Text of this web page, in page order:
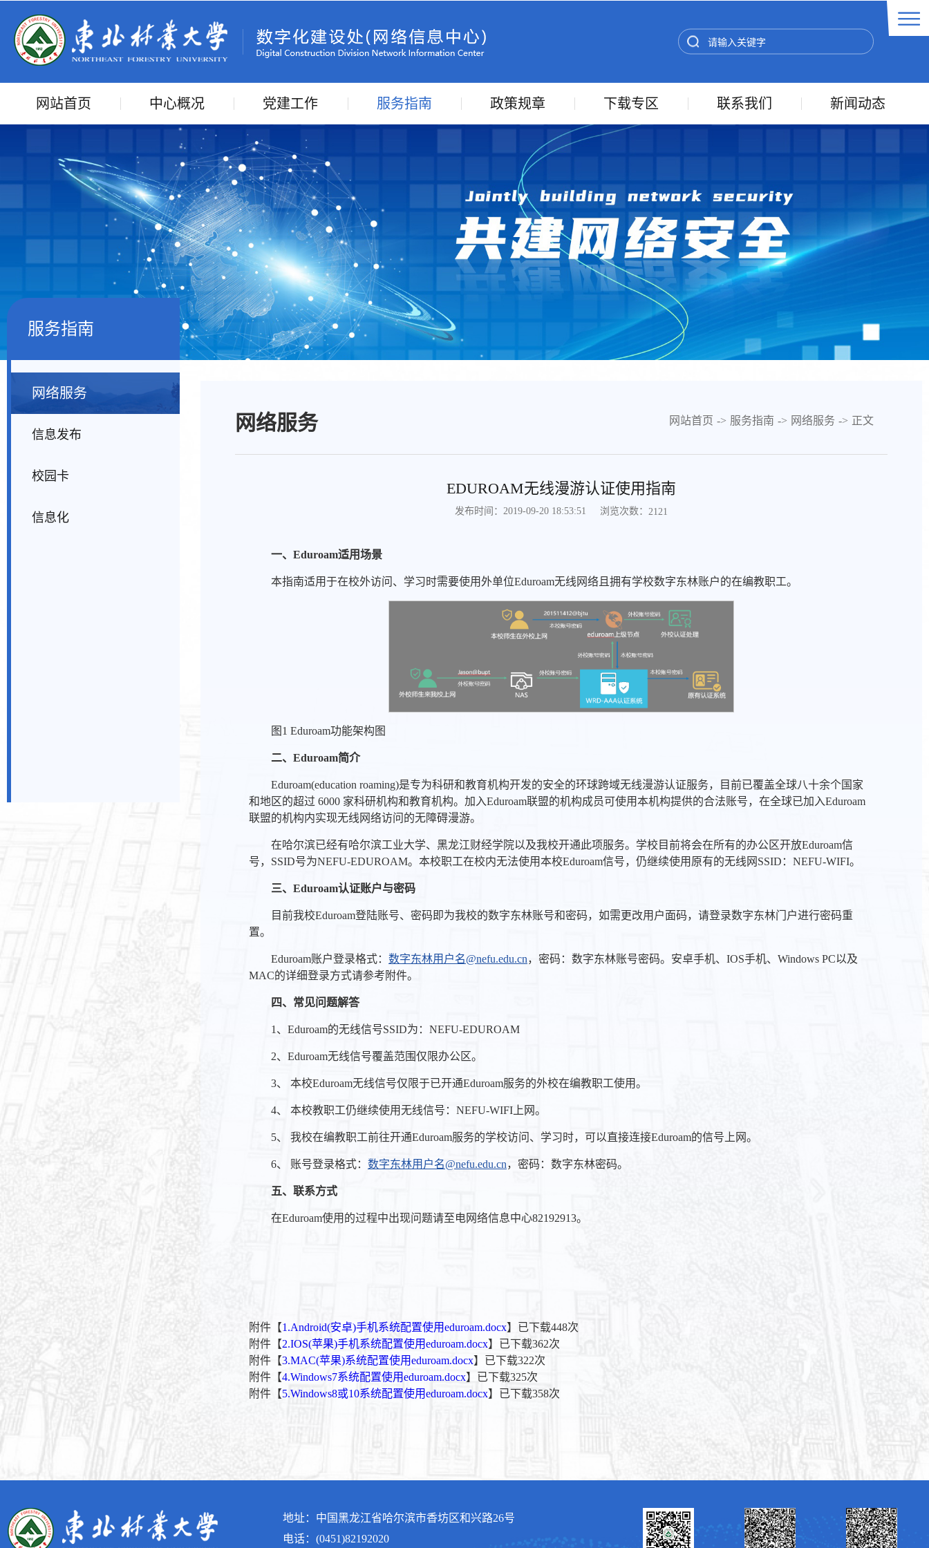
网站首页 中心概况 党建工作 服务指南 政策规章 下载专区 联系我们 新闻动态
服务指南
网络服务
信息发布
校园卡
信息化
网络服务 网站首页 -> 服务指南 -> 网络服务 -> 正文
EDUROAM无线漫游认证使用指南
发布时间：2019-09-20 18:53:51 浏览次数： 2121
一、 Eduroam适用场景
本指南适用于在校外访问、学习时需要使用外单位Eduroam无线网络且拥有学校数字东林账户的在编教职工。
图1 Eduroam功能架构图
二、 Eduroam简介
Eduroam(education roaming)是专为科研和教育机构开发的安全的环球跨域无线漫游认证服务，目前已覆盖全球八十余个国家
和地区的超过 6000 家科研机构和教育机构。加入Eduroam联盟的机构成员可使用本机构提供的合法账号，在全球已加入Eduroam
联盟的机构内实现无线网络访问的无障碍漫游。
在哈尔滨已经有哈尔滨工业大学、黑龙江财经学院以及我校开通此项服务。学校目前将会在所有的办公区开放Eduroam信
号，SSID号为NEFU-EDUROAM。本校职工在校内无法使用本校Eduroam信号，仍继续使用原有的无线网SSID：NEFU-WIFI。
三、 Eduroam认证账户与密码
目前我校Eduroam登陆账号、密码即为我校的数字东林账号和密码，如需更改用户面码，请登录数字东林门户进行密码重
置。
Eduroam账户登录格式： 数字东林用户名@nefu.edu.cn，密码：数字东林账号密码。安卓手机、IOS手机、Windows PC以及
MAC的详细登录方式请参考附件。
四、 常见问题解答
1、Eduroam的无线信号SSID为：NEFU-EDUROAM
2、Eduroam无线信号覆盖范围仅限办公区。
3、 本校Eduroam无线信号仅限于已开通Eduroam服务的外校在编教职工使用。
4、 本校教职工仍继续使用无线信号：NEFU-WIFI上网。
5、 我校在编教职工前往开通Eduroam服务的学校访问、学习时，可以直接连接Eduroam的信号上网。
6、 账号登录格式： 数字东林用户名@nefu.edu.cn，密码：数字东林密码。
五、 联系方式
在Eduroam使用的过程中出现问题请至电网络信息中心82192913。
附件【1.Android(安卓)手机系统配置使用eduroam.docx】已下载448次
附件【2.IOS(苹果)手机系统配置使用eduroam.docx】已下载362次
附件【3.MAC(苹果)系统配置使用eduroam.docx】已下载322次
附件【4.Windows7系统配置使用eduroam.docx】已下载325次
附件【5.Windows8或10系统配置使用eduroam.docx】已下载358次
地址：中国黑龙江省哈尔滨市香坊区和兴路26号
电话：(0451)82192020